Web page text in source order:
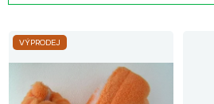
p
r
V
ýVÝPRODEJ